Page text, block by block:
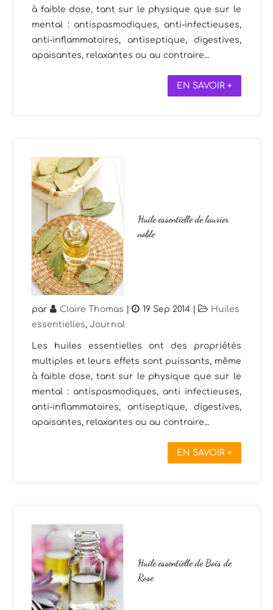
à faible dose, tant sur le physique que sur le
mental : antispasmodiques, anti-infectieuses,
anti-inflammatoires, antiseptique, digestives,
apaisantes, relaxantes ou au contraire...
EN SAVOIR +
Huile essentielle de laurier
noble
par Claire Thomas | 19 Sep 2014 |
Huiles
essentielles,Journal
Les huiles essentielles ont des propriétés
multiples et leurs effets sont puissants, même
à faible dose, tant sur le physique que sur le
mental : antispasmodiques, anti infectieuses,
anti-inflammatoires, antiseptique, digestives,
apaisantes, relaxantes ou au contraire...
EN SAVOIR +
Huile essentielle de Bois de
Rose